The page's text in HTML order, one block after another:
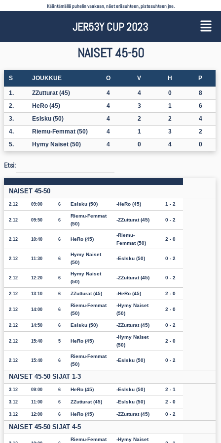
Kääntämällä puhelin vaakaan, näet eräsuhteen, pistesuhteen jne.
JER53Y CUP 2023
NAISET 45-50
S JOUKKUE O V H P
1. ZZutturat (45) 4 4 0
8
2.
HeRo (45) 4 3 1
6
3.
EsIsku (50) 4 2 2
4
4.
Riemu-Femmat (50) 4 1 3
2
5.
Hymy Naiset (50) 4 0 4 0
Etsi:
NAISET 45-50
2.12 09:00 6 EsIsku (50) HeRo (45) 1 - 2
2.12 09:50 6
Riemu-Femmat
(50)
ZZutturat (45) 0 - 2
2.12 10:40 6 HeRo (45)
Riemu-
Femmat (50)
2 - 0
2.12 11:30 6
Hymy Naiset
(50)
EsIsku (50) 0 - 2
2.12 12:20 6
Hymy Naiset
(50)
ZZutturat (45) 0 - 2
2.12 13:10 6 ZZutturat (45) HeRo (45) 2 - 0
2.12 14:00 6
Riemu-Femmat
(50)
Hymy Naiset
(50)
2 - 0
2.12 14:50 6 EsIsku (50) ZZutturat (45) 0 - 2
2.12 15:40 5 HeRo (45)
Hymy Naiset
(50)
2 - 0
2.12 15:40 6
Riemu-Femmat
(50)
EsIsku (50) 0 - 2
NAISET 45-50 SIJAT 1-3
3.12 09:00 6 HeRo (45) EsIsku (50) 2 - 1
3.12 11:00 6 ZZutturat (45) EsIsku (50) 2 - 0
3.12 12:00 6 HeRo (45) ZZutturat (45) 0 - 2
NAISET 45-50 SIJAT 4-5
Riemu-Femmat Hymy Naiset